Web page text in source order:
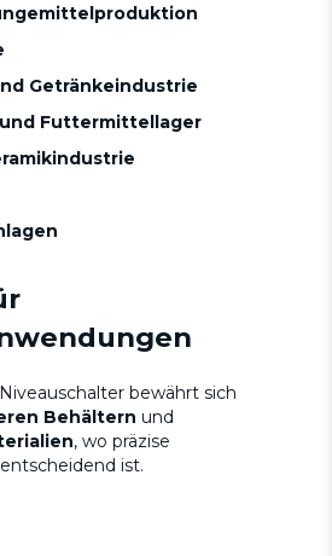
Getränkeindustrie
Futtermittellager
bewährt sich
Behältern und
, wo präzise
ist.